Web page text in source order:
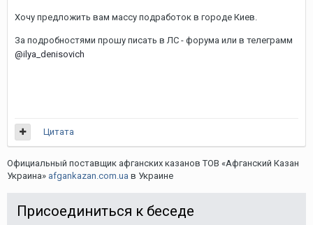
Хочу предложить вам массу подработок в городе Киев.
За подробностями прошу писать в ЛС - форума или в телеграмм
@ilya_denisovich
Цитата
Официальный поставщик афганских казанов ТОВ «Афганский Казан
Украина» afgankazan.com.ua в Украине
Присоединиться к беседе